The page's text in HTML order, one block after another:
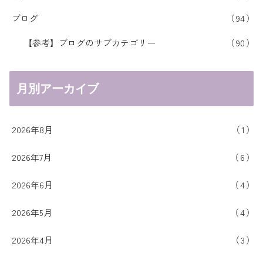
ブログ
94
【参考】ブログのサブカテゴリー
90
月別アーカイブ
2026年8月 1
2026年7月 6
2026年6月 4
2026年5月 4
2026年4月 3